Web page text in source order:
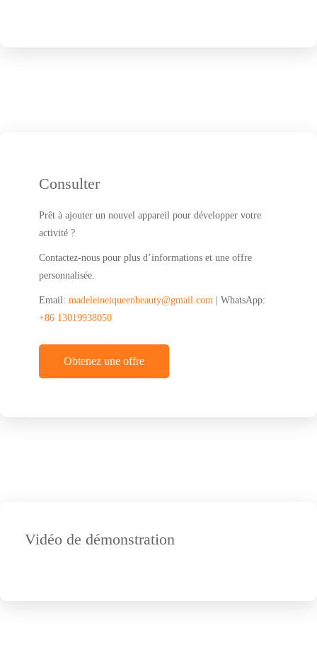
Consulter
Prêt à ajouter un nouvel appareil pour développer votre
activité ?
Contactez-nous pour plus d’informations et une offre
personnalisée.
Email: madeleineiqueenbeauty@gmail.com | WhatsApp:
+86 13019938050
Obtenez une offre
Vidéo de démonstration